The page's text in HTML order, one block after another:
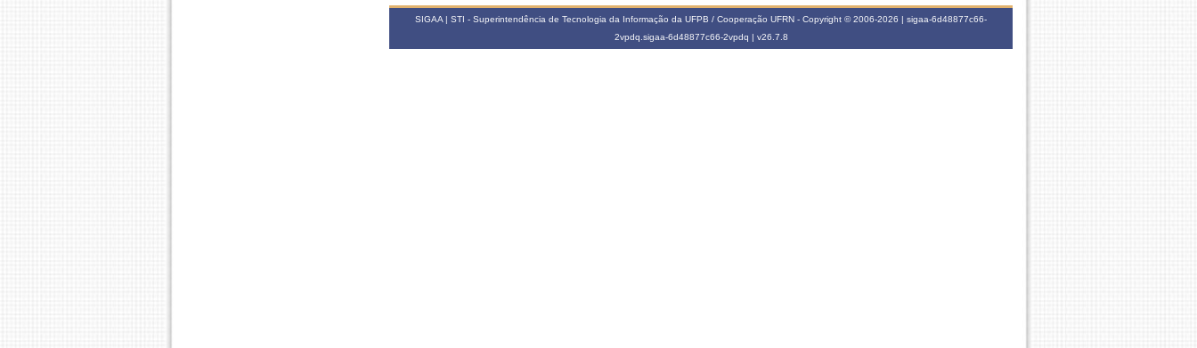
SIGAA | STI - Superintendência de Tecnologia da Informação da UFPB / Cooperação UFRN - Copyright © 2006-2026 | sigaa-6d48877c66-
2vpdq.sigaa-6d48877c66-2vpdq | v26.7.8